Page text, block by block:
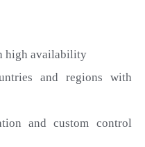
high availability
and regions with
and custom control